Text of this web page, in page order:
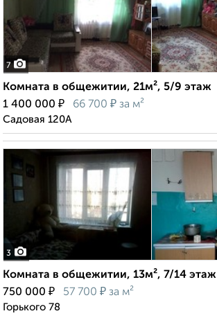
7
Комната в общежитии, 21м², 5/9 этаж
1 400 000 ₽ 66 700 ₽ за м²
Садовая 120А
3
Комната в общежитии, 13м², 7/14 этаж
750 000 ₽ 57 700 ₽ за м²
Горького 78